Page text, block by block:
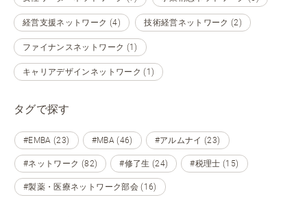
経営支援ネットワーク (4) 技術経営ネットワーク (2)
ファイナンスネットワーク (1)
キャリアデザインネットワーク (1)
タグで探す
#EMBA (23) #MBA (46) #アルムナイ (23)
#ネットワーク (82) #修了生 (24) #税理士 (15)
#製薬・医療ネットワーク部会 (16)